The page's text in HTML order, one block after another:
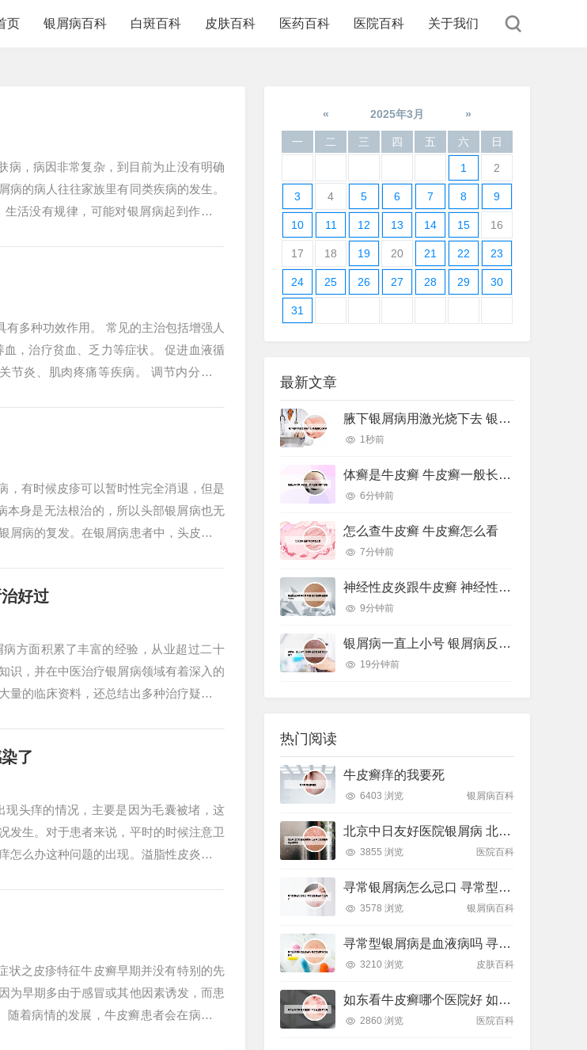
页 银屑病百科 白斑百科 皮肤百科 医药百科 医院百科 关于我们
病，病因非常复杂，到目前为止没有明确
的病人往往家族里有同类疾病的发生。
活没有规律，可能对银屑病起到作用。
多种功效作用。 常见的主治包括增强人
，治疗贫血、乏力等症状。 促进血液循
节炎、肌肉疼痛等疾病。 调节内分泌系
，有时候皮疹可以暂时性完全消退，但是
本身是无法根治的，所以头部银屑病也无
病的复发。在银屑病患者中，头皮受累
好过
方面积累了丰富的经验，从业超过二十
识，并在中医治疗银屑病领域有着深入的
的临床资料，还总结出多种治疗疑难病
了
头痒的情况，主要是因为毛囊被堵，这
发生。对于患者来说，平时的时候注意卫
么办这种问题的出现。溢脂性皮炎如果
状之皮疹特征牛皮癣早期并没有特别的先
为早期多由于感冒或其他因素诱发，而患
着病情的发展，牛皮癣患者会在病灶处
« 2025年3月 »
一 二 三 四 五 六 日
1 2
3 4 5 6 7 8 9
10 11 12 13 14 15 16
17 18 19 20 21 22 23
24 25 26 27 28 29 30
31
最新文章
腋下银屑病用激光烧下去 银屑病激光手术
1秒前
体癣是牛皮癣 牛皮癣一般长在身体哪个部位
6分钟前
怎么查牛皮癣 牛皮癣怎么看
7分钟前
神经性皮炎跟牛皮癣 神经性皮炎跟牛皮癣哪个好治
9分钟前
银屑病一直上小号 银屑病反复出小疹子怎么办好
19分钟前
热门阅读
牛皮癣痒的我要死
6403 浏览 银屑病百科
北京中日友好医院银屑病 北京中日友好医院银屑病专家
3855 浏览 医院百科
寻常银屑病怎么忌口 寻常型银屑病有什么忌口
3578 浏览 银屑病百科
寻常型银屑病是血液病吗 寻常型银屑病能活多久
3210 浏览 皮肤百科
如东看牛皮癣哪个医院好 如东看皮肤病去哪
2860 浏览 医院百科